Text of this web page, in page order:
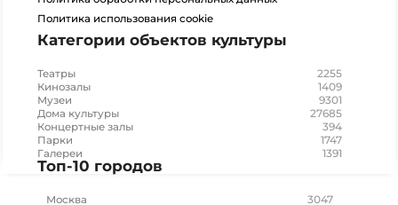
Политика использования cookie
Категории объектов культуры
Театры 2255
Кинозалы 1409
Музеи 9301
Дома культуры 27685
Концертные залы 394
Парки 1747
Галереи 1391
Топ-10 городов
Москва 3047